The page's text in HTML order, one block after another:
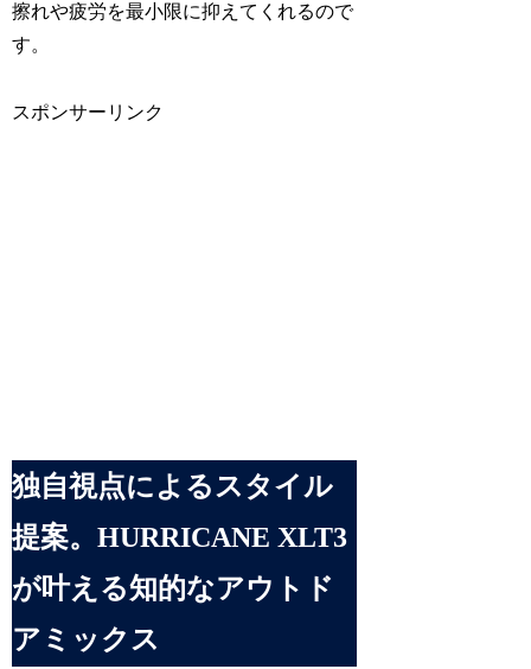
擦れや疲労を最小限に抑えてくれるので
す。
スポンサーリンク
独自視点によるスタイル
提案。HURRICANE XLT3
が叶える知的なアウトド
アミックス